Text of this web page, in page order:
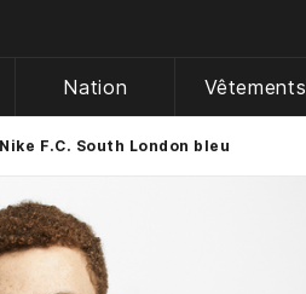
Nation Vêtements
F.C. South London bleu